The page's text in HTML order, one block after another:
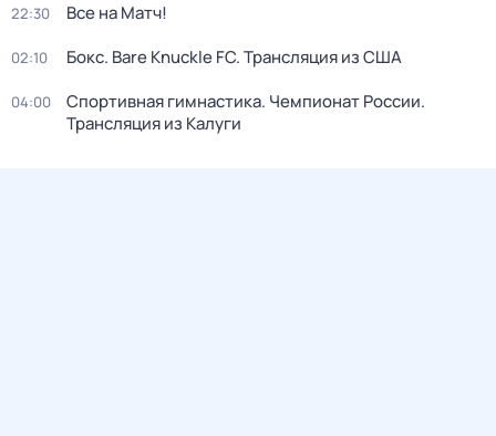
22:30 Все на Матч!
02:10 Бокс. Bare Knuckle FC. Трансляция из США
04:00
Спортивная гимнастика. Чемпионат России.
Трансляция из Калуги